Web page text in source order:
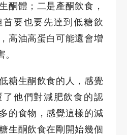
酮體；二是產酮飲食，
要也要先達到低糖飲
高油高蛋白可能還會增
糖生酮飲食的人，感覺
他們對減肥飲食的認
的食物，感覺這樣的減
生酮飲食在剛開始幾個